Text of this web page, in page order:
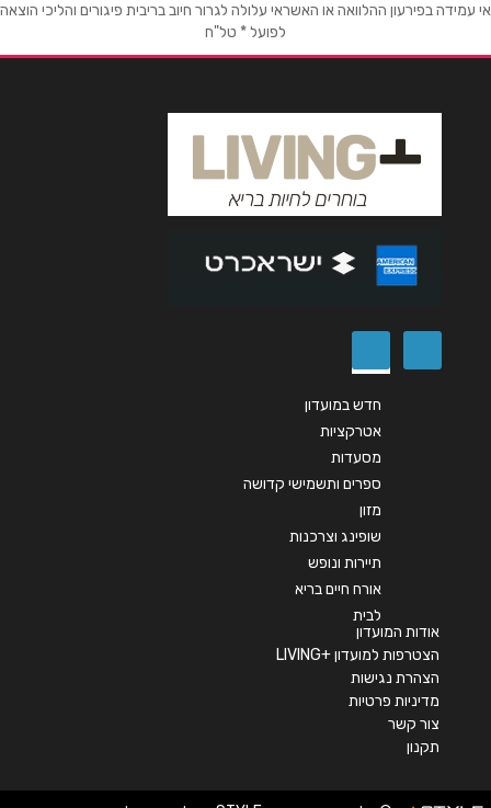
הודעה *
אי עמידה בפירעון ההלוואה או האשראי עלולה לגרור חיוב בריבית פיגורים והליכי הוצאה
לפועל * טל"ח
חדש במועדון
אטרקציות
מסעדות
ספרים ותשמישי קדושה
מזון
שופינג וצרכנות
תיירות ונופש
אורח חיים בריא
לבית
אודות המועדון
הצטרפות למועדון +LIVING
הצהרת נגישות
מדיניות פרטיות
צור קשר
תקנון